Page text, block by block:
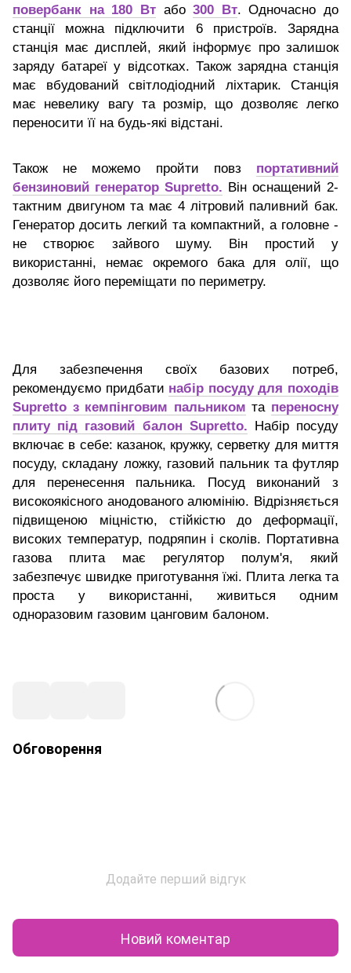
повербанк на 180 Втабо300 Вт. Одночасно до
станції можна підключити 6 пристроїв. Зарядна
станція має дисплей, який інформує про залишок
заряду батареї у відсотках. Також зарядна станція
має вбудований світлодіодний ліхтарик. Станція
має невелику вагу та розмір, що дозволяє легко
переносити її на будь-які відстані.
Також не можемо пройти повз портативний
бензиновий генератор Supretto. Він оснащений 2-
тактним двигуном та має 4 літровий паливний бак.
Генератор досить легкий та компактний, а головне -
не створює зайвого шуму. Він простий у
використанні, немає окремого бака для олії, що
дозволяє його переміщати по периметру.
Для забезпечення своїх базових потреб,
рекомендуємо придбати набір посуду для походів
Supretto з кемпінговим пальником та переносну
плиту під газовий балон Supretto.
Набір посуду
включає в себе: казанок, кружку, серветку для миття
посуду, складану ложку, газовий пальник та футляр
для перенесення пальника. Посуд виконаний з
високоякісного анодованого алюмінію. Відрізняється
підвищеною міцністю, стійкістю до деформації,
високих температур, подряпин і сколів. Портативна
газова плита має регулятор полум'я, який
забезпечує швидке приготування їжі. Плита легка та
проста у використанні, живиться одним
одноразовим газовим цанговим балоном.
Обговорення
Додайте перший відгук
Новий коментар